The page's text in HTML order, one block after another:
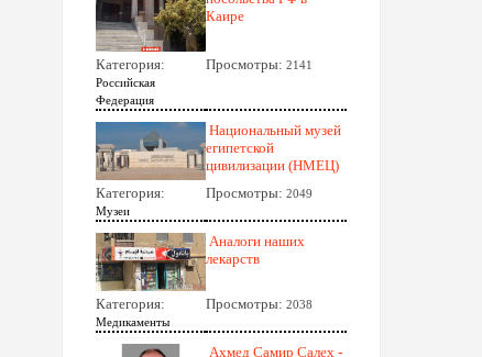
Каире
Категория:
Российская
Федерация
Просмотры: 2141
Национальный музей
египетской
цивилизации (НМЕЦ)
Категория:
Музеи
Просмотры: 2049
Аналоги наших
лекарств
Категория:
Медикаменты
Просмотры: 2038
Ахмед Самир Салех -